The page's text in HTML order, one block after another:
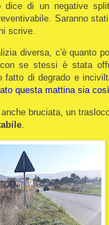
dice di un negative
Saranno
scrive.
diversa, c'è quanto
se stessi è stata
fatto di degrado e
questa mattina sia
bruciata, un